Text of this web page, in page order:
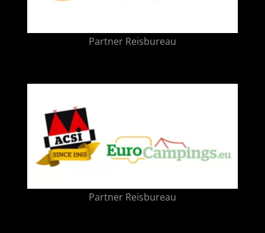
Partner Reisbureau
Partner Reisbureau